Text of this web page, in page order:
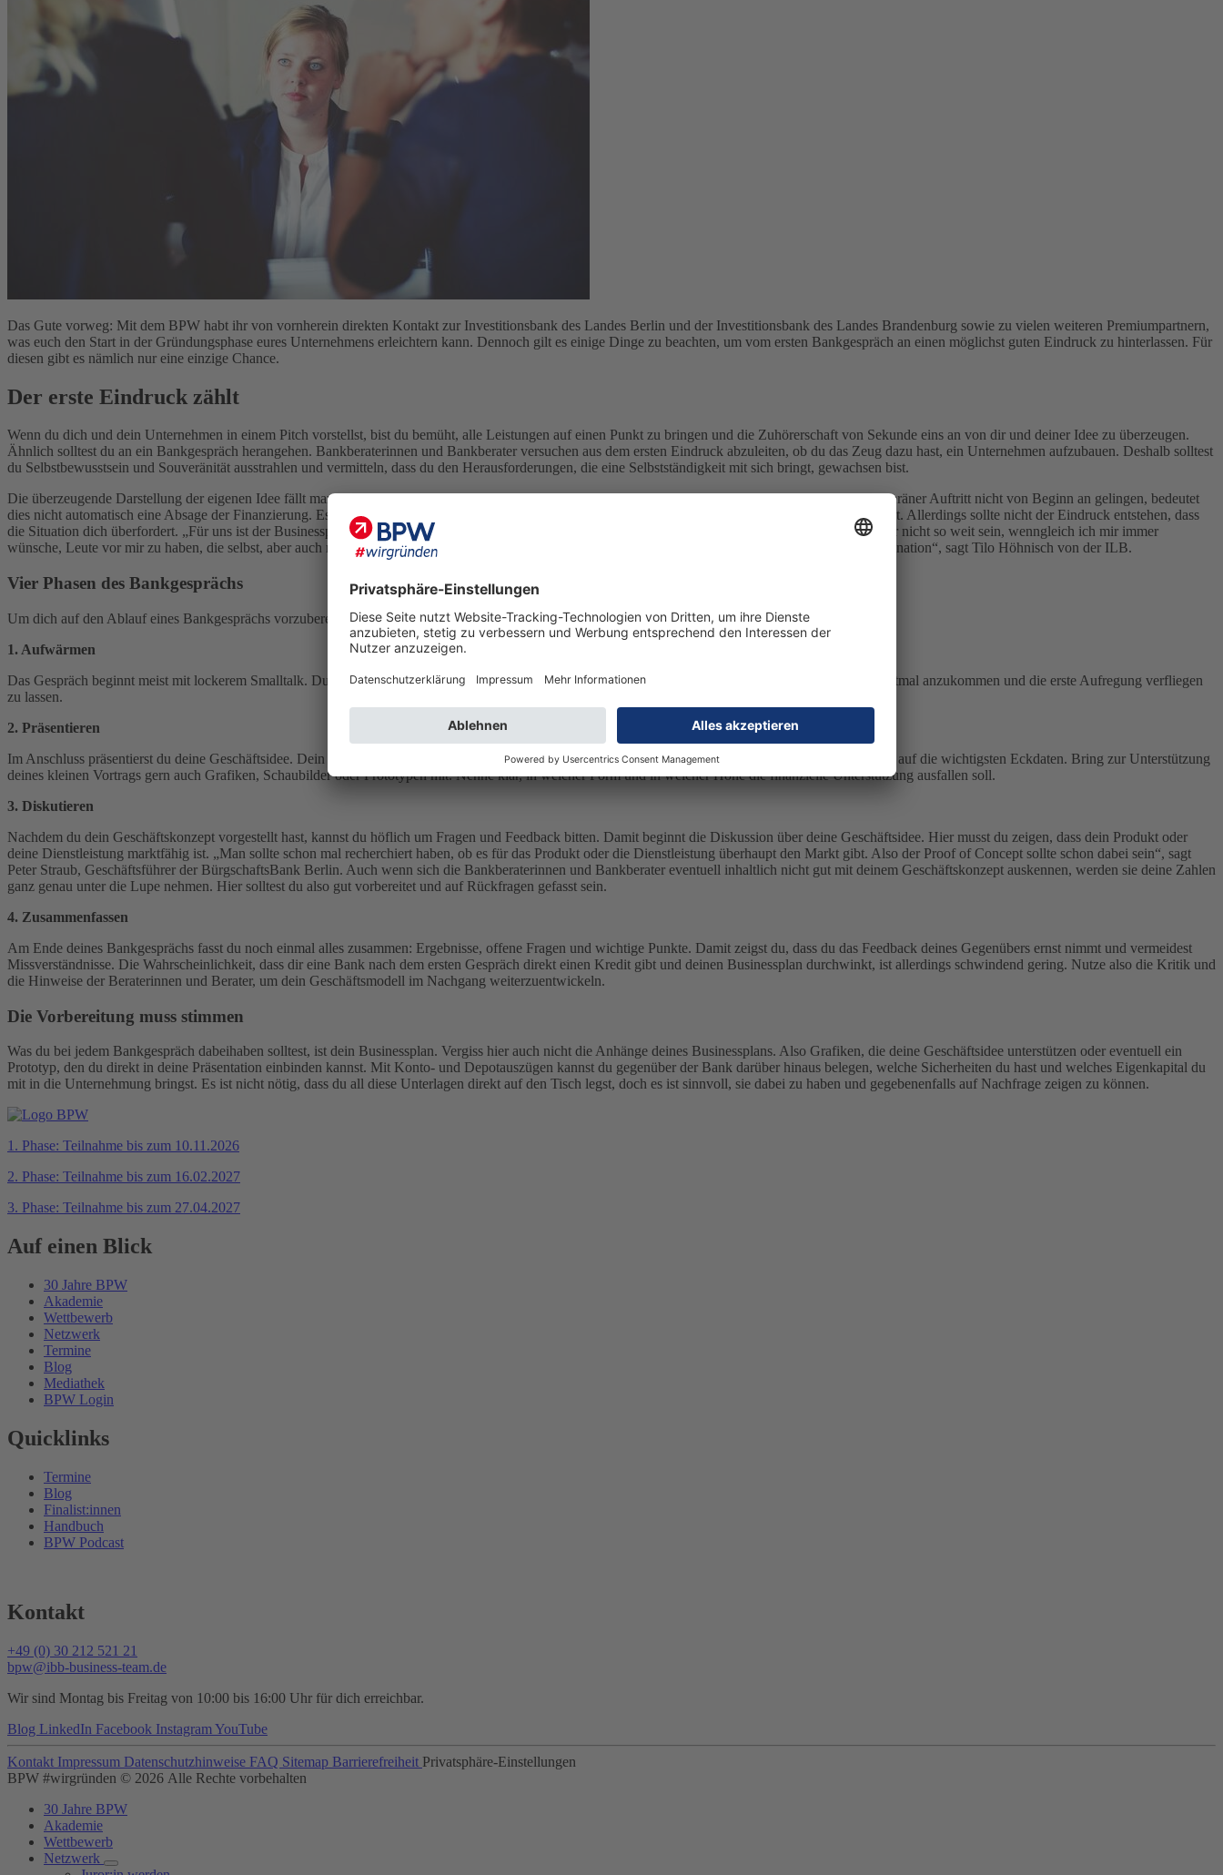
Das Gute vorweg: Mit dem BPW habt ihr von vornherein direkten Kontakt zur Investitionsbank des Landes Berlin und der Investitionsbank des Landes Brandenburg sowie zu vielen weiteren Premiumpartnern,
was euch den Start in der Gründungsphase eures Unternehmens erleichtern kann. Dennoch gilt es einige Dinge zu beachten, um vom ersten Bankgespräch an einen möglichst guten Eindruck zu hinterlassen. Für
diesen gibt es nämlich nur eine einzige Chance.
Der erste Eindruck zählt
Wenn du dich und dein Unternehmen in einem Pitch vorstellst, bist du bemüht, alle Leistungen auf einen Punkt zu bringen und die Zuhörerschaft von Sekunde eins an von dir und deiner Idee zu überzeugen.
Ähnlich solltest du an ein Bankgespräch herangehen. Bankberaterinnen und Bankberater versuchen aus dem ersten Eindruck abzuleiten, ob du das Zeug dazu hast, ein Unternehmen aufzubauen. Deshalb solltest
du Selbstbewusstsein und Souveränität ausstrahlen und vermitteln, dass du den Herausforderungen, die eine Selbstständigkeit mit sich bringt, gewachsen bist.
Die überzeugende Darstellung der eigenen Idee fällt manchen Gründerinnen und Gründern sehr leicht. Andere tun sich etwas schwerer. Sollte dir ein souveräner Auftritt nicht von Beginn an gelingen, bedeutet
dies nicht automatisch eine Absage der Finanzierung. Es ist nicht schlimm, wenn die Bankberaterin oder der Bankberater dir anmerkt, dass du aufgeregt bist. Allerdings sollte nicht der Eindruck entstehen, dass
die Situation dich überfordert. „Für uns ist der Businessplan wichtig, aber nicht das Hauptargument. Der Plan muss zur Vorstellung bei einer Bank noch gar nicht so weit sein, wenngleich ich mir immer
wünsche, Leute vor mir zu haben, die selbst, aber auch mit einem guten Konzept überzeugen. Wenn beides miteinander einhergeht, ist das die beste Kombination“, sagt Tilo Höhnisch von der ILB.
Vier Phasen des Bankgesprächs
Um dich auf den Ablauf eines Bankgesprächs vorzubereiten, kannst du dich an diesen vier Phasen orientieren:
1. Aufwärmen
Das Gespräch beginnt meist mit lockerem Smalltalk. Du bedankst dich für die Zeit und die Einladung zum Gespräch und hast dadurch die Möglichkeit, erstmal anzukommen und die erste Aufregung verfliegen
zu lassen.
2. Präsentieren
Im Anschluss präsentierst du deine Geschäftsidee. Dein Pitch sollte klar strukturiert sein. Erkläre deine Idee in höchstens zehn Minuten und lege den Fokus auf die wichtigsten Eckdaten. Bring zur Unterstützung
deines kleinen Vortrags gern auch Grafiken, Schaubilder oder Prototypen mit. Nenne klar, in welcher Form und in welcher Höhe die finanzielle Unterstützung ausfallen soll.
3. Diskutieren
Nachdem du dein Geschäftskonzept vorgestellt hast, kannst du höflich um Fragen und Feedback bitten. Damit beginnt die Diskussion über deine Geschäftsidee. Hier musst du zeigen, dass dein Produkt oder
deine Dienstleistung marktfähig ist. „Man sollte schon mal recherchiert haben, ob es für das Produkt oder die Dienstleistung überhaupt den Markt gibt. Also der Proof of Concept sollte schon dabei sein“, sagt
Peter Straub, Geschäftsführer der BürgschaftsBank Berlin. Auch wenn sich die Bankberaterinnen und Bankberater eventuell inhaltlich nicht gut mit deinem Geschäftskonzept auskennen, werden sie deine Zahlen
ganz genau unter die Lupe nehmen. Hier solltest du also gut vorbereitet und auf Rückfragen gefasst sein.
4. Zusammenfassen
Am Ende deines Bankgesprächs fasst du noch einmal alles zusammen: Ergebnisse, offene Fragen und wichtige Punkte. Damit zeigst du, dass du das Feedback deines Gegenübers ernst nimmt und vermeidest
Missverständnisse. Die Wahrscheinlichkeit, dass dir eine Bank nach dem ersten Gespräch direkt einen Kredit gibt und deinen Businessplan durchwinkt, ist allerdings schwindend gering. Nutze also die Kritik und
die Hinweise der Beraterinnen und Berater, um dein Geschäftsmodell im Nachgang weiterzuentwickeln.
Die Vorbereitung muss stimmen
Was du bei jedem Bankgespräch dabeihaben solltest, ist dein Businessplan. Vergiss hier auch nicht die Anhänge deines Businessplans. Also Grafiken, die deine Geschäftsidee unterstützen oder eventuell ein
Prototyp, den du direkt in deine Präsentation einbinden kannst. Mit Konto- und Depotauszügen kannst du gegenüber der Bank darüber hinaus belegen, welche Sicherheiten du hast und welches Eigenkapital du
mit in die Unternehmung bringst. Es ist nicht nötig, dass du all diese Unterlagen direkt auf den Tisch legst, doch es ist sinnvoll, sie dabei zu haben und gegebenenfalls auf Nachfrage zeigen zu können.
1. Phase: Teilnahme bis zum 10.11.2026
2. Phase: Teilnahme bis zum 16.02.2027
3. Phase: Teilnahme bis zum 27.04.2027
Auf einen Blick
30 Jahre BPW
Akademie
Wettbewerb
Netzwerk
Termine
Blog
Mediathek
BPW Login
Quicklinks
Termine
Blog
Finalist:innen
Handbuch
BPW Podcast
Kontakt
+49 (0) 30 212 521 21
bpw@ibb-business-team.de
Wir sind Montag bis Freitag von 10:00 bis 16:00 Uhr für dich erreichbar.
Blog LinkedIn Facebook Instagram YouTube
Kontakt Impressum Datenschutzhinweise FAQ Sitemap Barrierefreiheit Privatsphäre-Einstellungen
BPW #wirgründen © 2026 Alle Rechte vorbehalten
30 Jahre BPW
Akademie
Wettbewerb
Netzwerk